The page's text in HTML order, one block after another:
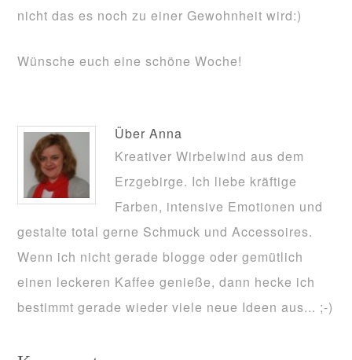
nicht das es noch zu einer Gewohnheit wird:)
Wünsche euch eine schöne Woche!
ÜberAnna
Kreativer Wirbelwind aus dem
Erzgebirge. Ich liebe kräftige
Farben, intensive Emotionen und
gestalte total gerne Schmuck und Accessoires.
Wenn ich nicht gerade blogge oder gemütlich
einen leckeren Kaffee genieße, dann hecke ich
bestimmt gerade wieder viele neue Ideen aus... ;-)